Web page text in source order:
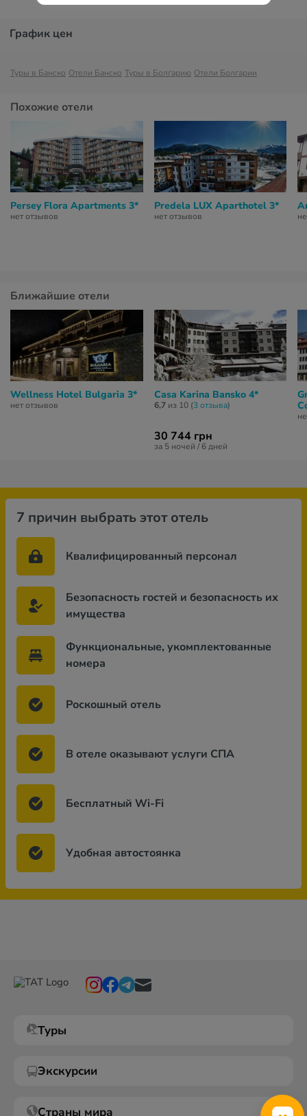
График цен
Туры в Банско Отели Банско Туры в Болгарию Отели Болгарии
Похожие отели
Persey Flora Apartments 3*
нет отзывов
Predela LUX Aparthotel 3*
нет отзывов
Ближайшие отели
Wellness Hotel Bulgaria 3*
нет отзывов
Casa Karina Bansko 4*
6,7из 10 (3 отзывa)
30 744 грн
за 5 ночей / 6 дней
7 причин выбрать этот отель
Квалифицированный персонал
Безопасность гостей и безопасность их
имущества
Функциональные, укомплектованные
номера
Роскошный отель
В отеле оказывают услуги СПА
Бесплатный Wi-Fi
Удобная автостоянка
Туры
Экскурсии
Страны мира